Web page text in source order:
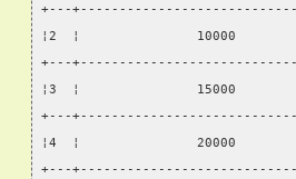
+---
¦2  ¦               10000
+---
¦3  ¦               15000
+---
¦4  ¦               20000
+---